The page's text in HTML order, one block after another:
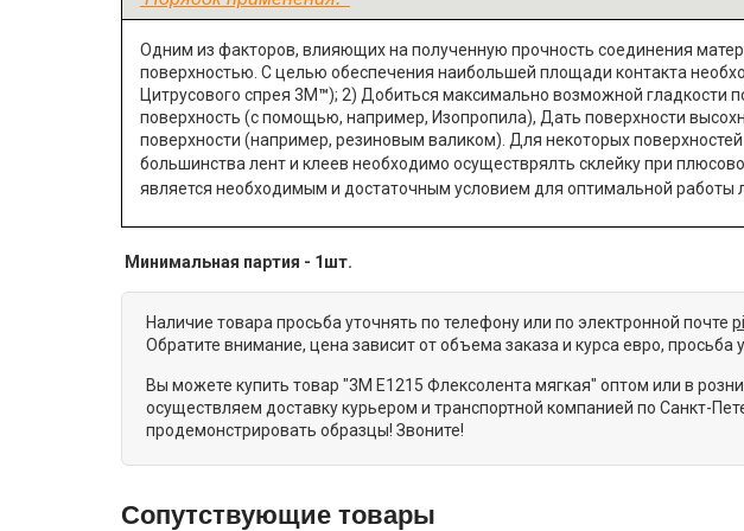
Одним из факторов, влияющих на полученную прочность соединения
поверхностью. С целью обеспечения наибольшей площади контакта
Цитрусового спрея 3М™); 2) Добиться максимально возможной гладкости
поверхность (с помощью, например, Изопропила), Дать поверхности
поверхности (например, резиновым валиком). Для некоторых
большинства лент и клеев необходимо осуществрялть склейку при
является необходимым и достаточным условием для оптимальной работы
Минимальная партия - 1шт.
Наличие товара просьба уточнять по телефону или по электронной почте
Обратите внимание, цена зависит от объема заказа и курса евро,
Вы можете купить товар "3M E1215 Флексолента мягкая" оптом или в
осуществляем доставку курьером и транспортной компанией по Санкт-
продемонстрировать образцы! Звоните!
Сопутствующие товары